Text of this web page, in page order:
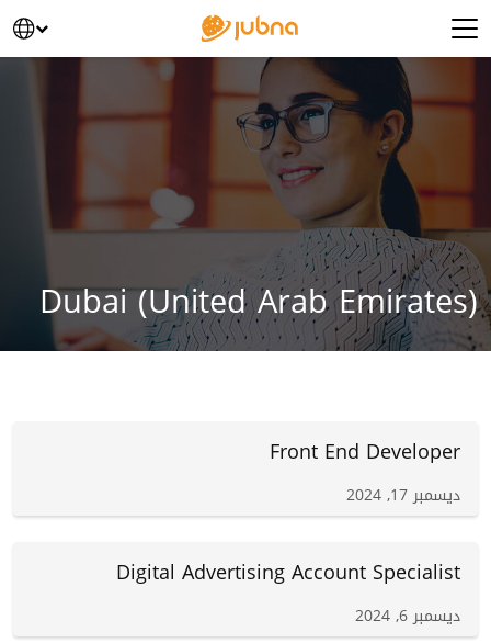
تخطى الى المحتوى
Main Navigation
Dubai (United Arab Emirates)
Front End Developer
ديسمبر 17, 2024
Digital Advertising Account Specialist
ديسمبر 6, 2024